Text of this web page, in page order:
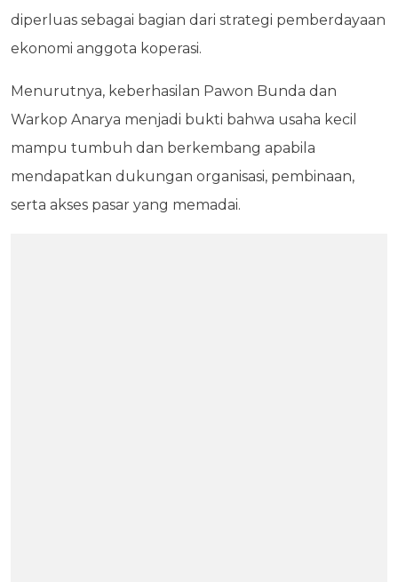
diperluas sebagai bagian dari strategi pemberdayaan
ekonomi anggota koperasi.
Menurutnya, keberhasilan Pawon Bunda dan
Warkop Anarya menjadi bukti bahwa usaha kecil
mampu tumbuh dan berkembang apabila
mendapatkan dukungan organisasi, pembinaan,
serta akses pasar yang memadai.